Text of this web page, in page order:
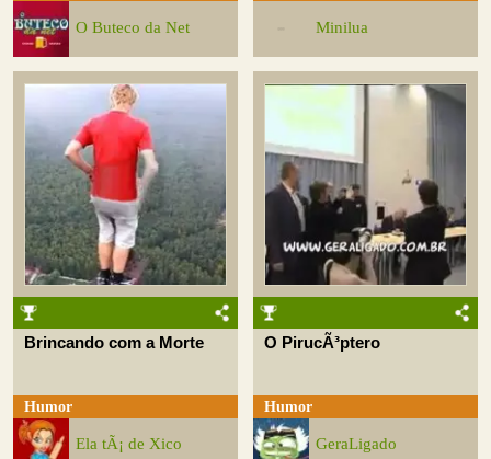
O Buteco da Net Minilua
Brincando com a Morte
Humor
Ela tÃ¡ de Xico
O PirucÃ³ptero
Humor
GeraLigado